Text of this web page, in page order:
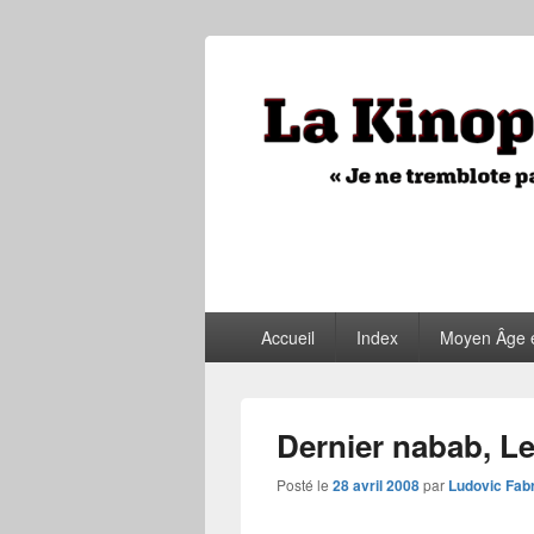
La
principalAccueil Index Moyen Âge
Dernier nabab, Le
Posté le 28 avril 2008par Ludovic